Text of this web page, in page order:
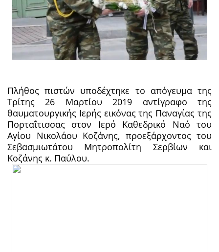
Πλήθος πιστών υποδέχτηκε το απόγευμα της
Τρίτης 26 Μαρτίου 2019 αντίγραφο της
θαυματουργικής Ιερής εικόνας της Παναγίας της
Πορταΐτισσας στον Ιερό Καθεδρικό Ναό του
Αγίου Νικολάου Κοζάνης, προεξάρχοντος του
Σεβασμιωτάτου Μητροπολίτη Σερβίων και
Κοζάνης κ. Παύλου.